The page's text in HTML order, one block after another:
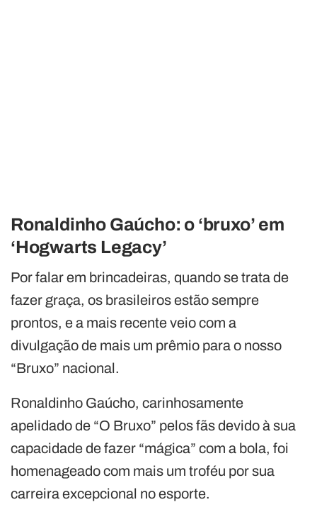
Ronaldinho Gaúcho: o ‘bruxo’ em
‘Hogwarts Legacy’
Por falar em brincadeiras, quando se trata de
fazer graça, os brasileiros estão sempre
prontos, e a mais recente veio com a
divulgação de mais um prêmio para o nosso
“Bruxo” nacional.
Ronaldinho Gaúcho, carinhosamente
apelidado de “O Bruxo” pelos fãs devido à sua
capacidade de fazer “mágica” com a bola, foi
homenageado com mais um troféu por sua
carreira excepcional no esporte.